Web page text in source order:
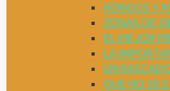
HONGOS Y
ZONAS DE
EL MEJOR
LA
UN
QUE NO SE